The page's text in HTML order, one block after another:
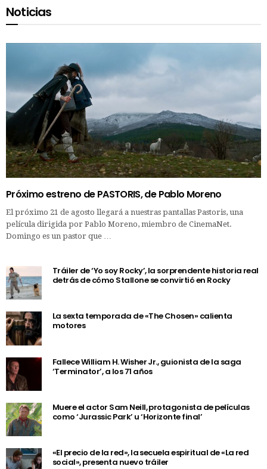
Noticias
Próximo estreno de PASTORIS, de Pablo Moreno
El próximo 21 de agosto llegará a nuestras pantallas Pastoris, una
película dirigida por Pablo Moreno, miembro de CinemaNet.
Domingo es un pastor que …
Tráiler de ‘Yo soy Rocky’, la sorprendente historia real
detrás de cómo Stallone se convirtió en Rocky
La sexta temporada de «The Chosen» calienta
motores
Fallece William H. Wisher Jr., guionista de la saga
‘Terminator’, a los 71 años
Muere el actor Sam Neill, protagonista de películas
como ‘Jurassic Park’ u ‘Horizonte final’
«El precio de la red», la secuela espiritual de «La red
social», presenta nuevo tráiler